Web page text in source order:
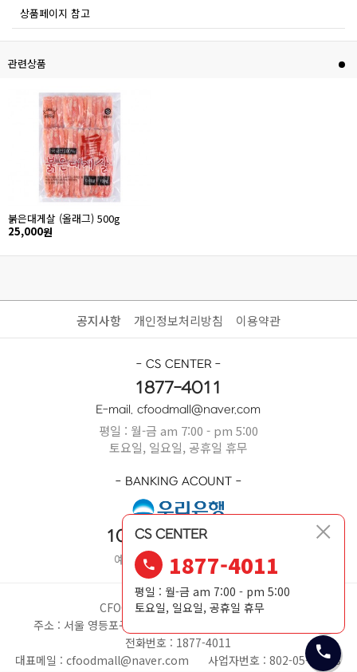
상품페이지 참고
관련상품
붉은대게살 (올래그) 500g
25,000원
공지사항 개인정보처리방침 이용약관
- CS CENTER -
1877-4011
E-mail. cfoodmall@naver.com
평일 : 월-금 am 7:00 - pm 5:00
토요일, 일요일, 공휴일 휴무
- BANKING ACOUNT -
1005-404-669631
예금주 : 정대성(씨푸드몰)
CFOODMALL
대표자 : 정대성
주소 : 서울 영등포구 여의대방로67길 11, 5층 H5호(여의도동)
전화번호 : 1877-4011
대표메일 : cfoodmall@naver.com
사업자번호 : 802-05-03143
CS CENTER
1877-4011
평일 : 월-금 am 7:00 - pm 5:00
토요일, 일요일, 공휴일 휴무